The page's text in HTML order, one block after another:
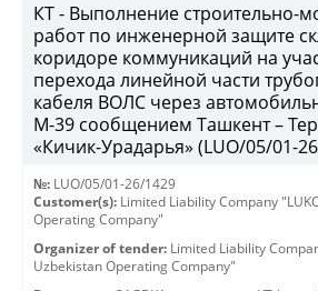
КТ - Выполнение строительно-
работ по инженерной защите
коридоре коммуникаций на
перехода линейной части
кабеля ВОЛС через
М-39 сообщением Ташкент –
«Кичик-Урадарья» (LUO/05/01-
№: LUO/05/01-26/1429
Customer(s): Limited Liability Company
Operating Company"
Organizer of tender: Limited Liability
Uzbekistan Operating Company"